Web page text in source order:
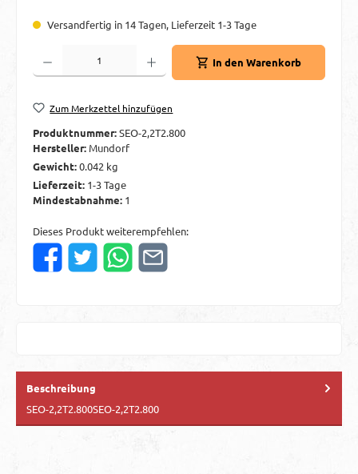
Versandfertig in 14 Tagen, Lieferzeit 1-3 Tage
Produkt Anzahl: Gib den gewünschten Wert ein oder benutze die Schaltflächen
In den Warenkorb
Zum Merkzettel hinzufügen
Produktnummer:SEO-2,2T2.800
Hersteller: Mundorf
Gewicht:0.042 kg
Lieferzeit: 1-3 Tage
Mindestabnahme: 1
Dieses Produkt weiterempfehlen:
Beschreibung
SEO-2,2T2.800SEO-2,2T2.800